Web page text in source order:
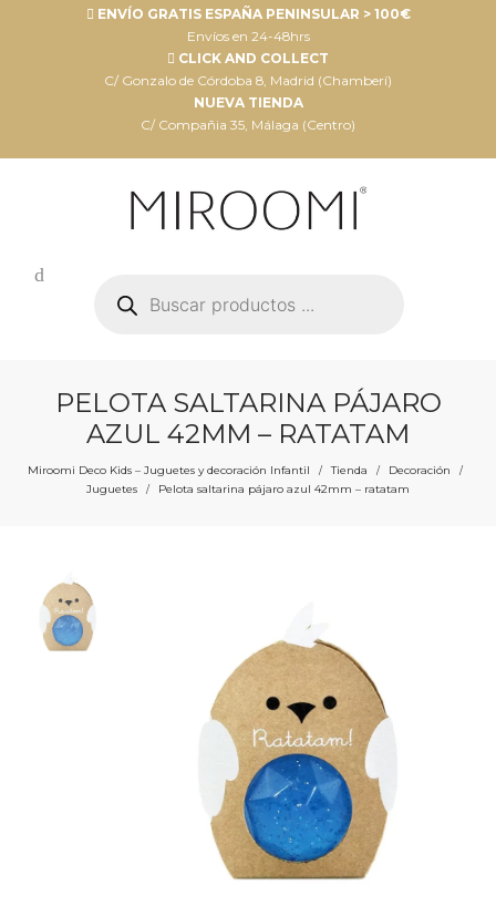
ENVÍO GRATIS ESPAÑA PENINSULAR > 100€
Envíos en 24-48hrs
CLICK AND COLLECT
C/ Gonzalo de Córdoba 8, Madrid (Chamberí)
NUEVA TIENDA
C/ Compañia 35, Málaga (Centro)
productos
PELOTA SALTARINA PÁJARO
AZUL 42MM – RATATAM
Miroomi Deco Kids – Juguetes y decoración Infantil / Tienda / Decoración /
Juguetes / Pelota saltarina pájaro azul 42mm – ratatam